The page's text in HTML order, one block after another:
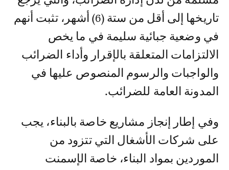
تاريخها إلى أقل من ستة (6) أشهر، تثبت أنهم
في وضعية جبائية سليمة في ما يخص
الالتزامات المتعلقة بالإقرار وأداء الضرائب
والواجبات والرسوم المنصوص عليها في
المدونة العامة للضرائب.
وفي إطار إنجاز مشاريع خاصة بالبناء، يجب
على شركات الأشغال التي تتزود من
الموردين بمواد البناء، خاصة الإسمنت